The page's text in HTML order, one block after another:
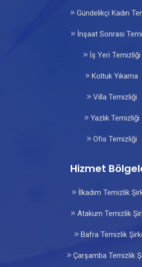
Gündelikçi Kadın
İnşaat Sonrası
İş Yeri Temizliği
Koltuk Yıkama
Villa Temizliği
Yazlık Temizliği
Ofis Temizliği
Hizmet
İlkadım Temizlik
Atakum Temizlik
Bafra Temizlik
Çarşamba Temizlik